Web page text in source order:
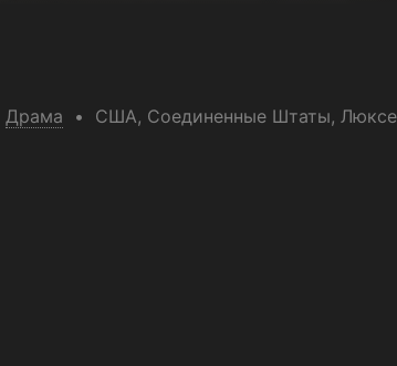
Драма США, Соединенные Штаты,